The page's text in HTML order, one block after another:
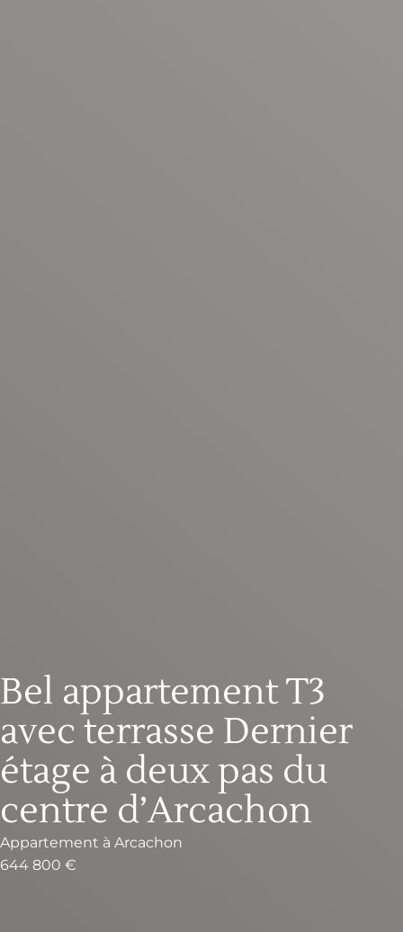
Bel appartement T3
avec terrasse Dernier
étage à deux pas du
centre d’Arcachon
Appartement à Arcachon
644 800 €